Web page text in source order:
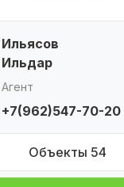
Ильясов
Ильдар
Агент
+7(962)547-70-20
Объекты 54